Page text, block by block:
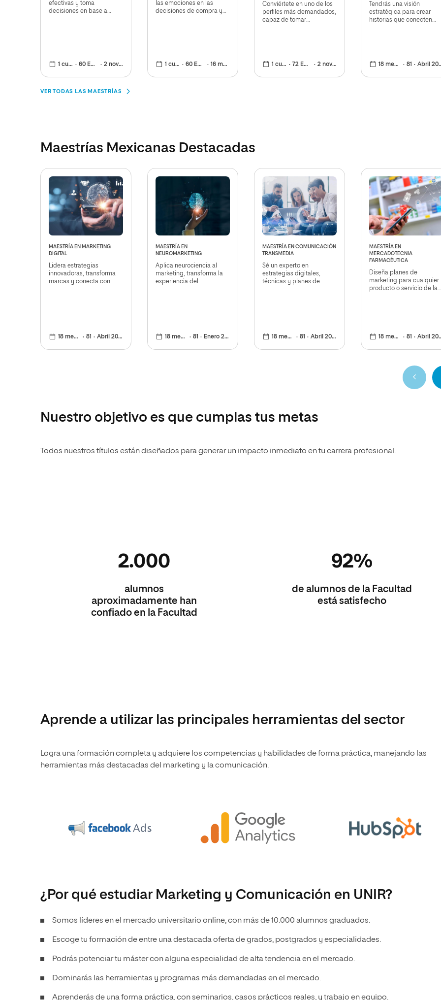
efectivas y toma
decisiones en base a
1 curso 60 ECTS 2 nov 2026
las emociones en las
decisiones de compra y
1 curso 60 ECTS 16 mar 2026
Conviértete en uno de los
perfiles más demandados,
capaz de tomar
1 curso 72 ECTS 2 nov 2026
Tendrás una visión
estratégica para crear
historias que conecten
18 meses 81 Abril 2026
VER TODAS LAS MAESTRÍAS
Maestrías Mexicanas Destacadas
MAESTRÍA EN MARKETING
DIGITAL
Lidera estrategias
innovadoras, transforma
marcas y conecta con
18 meses 81 Abril 2026
MAESTRÍA EN
NEUROMARKETING
Aplica neurociencia al
marketing, transforma la
experiencia del
18 meses 81 Enero 2026
MAESTRÍA EN COMUNICACIÓN
TRANSMEDIA
Sé un experto en
estrategias digitales,
técnicas y planes de
18 meses 81 Abril 2026
MAESTRÍA EN
MERCADOTECNIA
FARMACÉUTICA
Diseña planes de
marketing para cualquier
producto o servicio de la
18 meses 81 Abril 2026
Nuestro objetivo es que cumplas tus metas
Todos nuestros títulos están diseñados para generar un impacto inmediato en tu carrera profesional.
2.000
alumnos
aproximadamente han
confiado en la Facultad
92%
de alumnos de la Facultad
está satisfecho
Aprende a utilizar las principales herramientas del sector
Logra una formación completa y adquiere los competencias y habilidades de forma práctica, manejando las
herramientas más destacadas del marketing y la comunicación.
¿Por qué estudiar Marketing y Comunicación en UNIR?
Somos líderes en el mercado universitario online, con más de 10.000 alumnos graduados.
Escoge tu formación de entre una destacada oferta de grados, postgrados y especialidades.
Podrás potenciar tu máster con alguna especialidad de alta tendencia en el mercado.
Dominarás las herramientas y programas más demandadas en el mercado.
Aprenderás de una forma práctica, con seminarios, casos prácticos reales, y trabajo en equipo.